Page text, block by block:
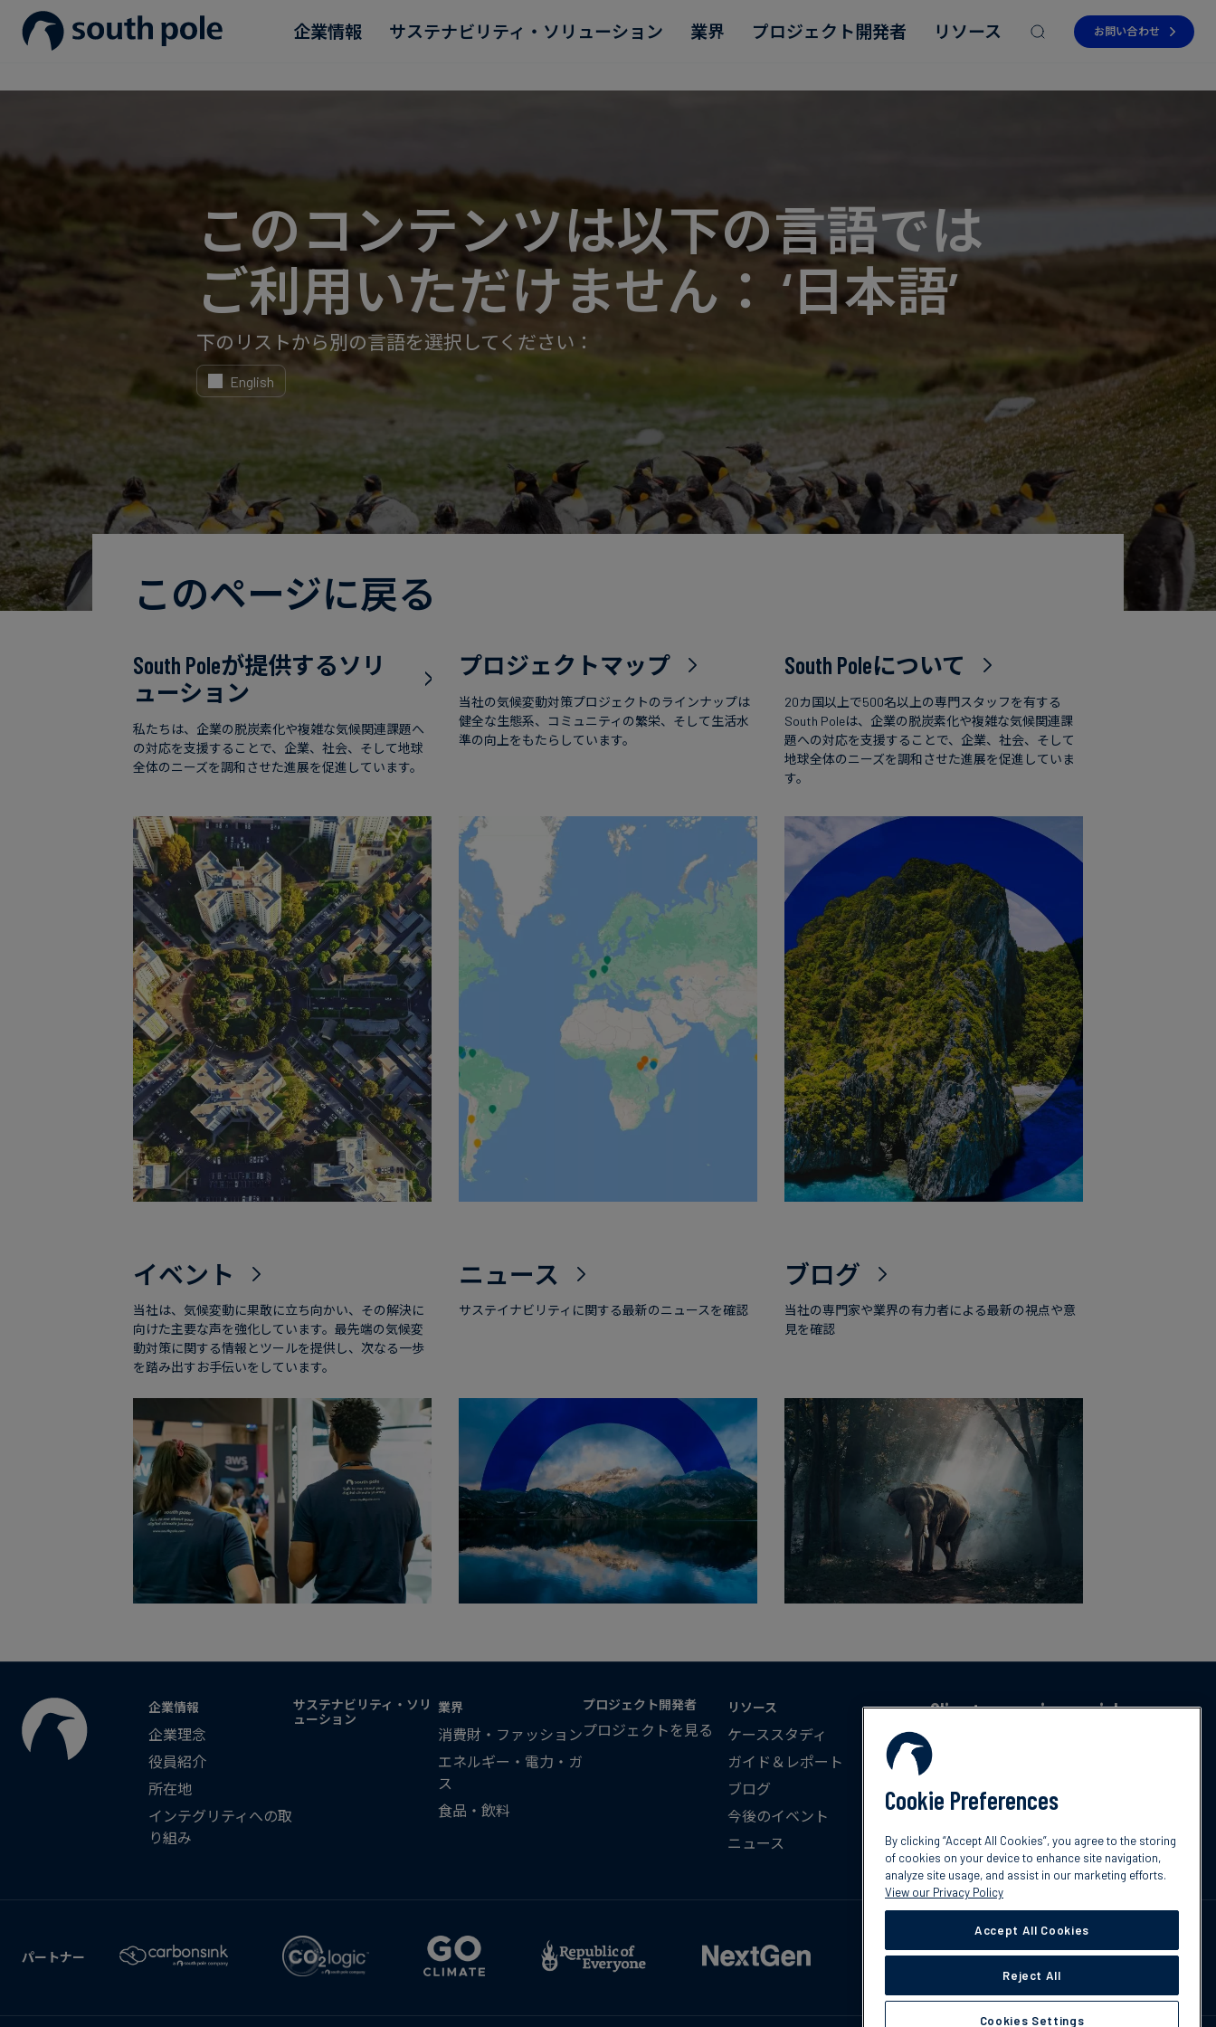
企業情報 サステナビリティ・ソリューション 業界 プロジェクト開発者 リソース お問い合わせ
所在地
誠実さへの取り組み
食品・飲料
サステナブルファイナンス
ブログ
ケーススタディ
ニュース
Read more
Read more
Read more
Read more
Read more
このコンテンツは以下の言語では
ご利用いただけません： ‘日本語’
下のリストから別の言語を選択してください：
English
このページに戻る
South Poleが提供するソリ
ューション
私たちは、企業の脱炭素化や複雑な気候関連課題へ
の対応を支援することで、企業、社会、そして地球
全体のニーズを調和させた進展を促進しています。
プロジェクトマップ
当社の気候変動対策プロジェクトのラインナップは
健全な生態系、コミュニティの繁栄、そして生活水
準の向上をもたらしています。
South Poleについて
20カ国以上で500名以上の専門スタッフを有する
South Poleは、企業の脱炭素化や複雑な気候関連課
題への対応を支援することで、企業、社会、そして
地球全体のニーズを調和させた進展を促進していま
す。
イベント
当社は、気候変動に果敢に立ち向かい、その解決に
向けた主要な声を強化しています。最先端の気候変
動対策に関する情報とツールを提供し、次なる一歩
を踏み出すお手伝いをしています。
ニュース
サステイナビリティに関する最新のニュースを確認
ブログ
当社の専門家や業界の有力者による最新の視点や意
見を確認
English
企業情報
企業理念
役員紹介
所在地
インテグリティへの取
り組み
サステナビリティ・ソリ
ューション
業界
消費財・ファッション
エネルギー・電力・ガ
ス
食品・飲料
プロジェクト開発者
プロジェクトを見る
リソース
ケーススタディ
ガイド＆レポート
ブログ
今後のイベント
ニュース
Climate news in your inbox
気候変動に関する最新のトレンド、政策、イ
ノベーションを毎月無料でお届けします。
パートナー
Cookie Preferences
By clicking “Accept All Cookies”, you agree to the storing
of cookies on your device to enhance site navigation,
analyze site usage, and assist in our marketing efforts.
View our Privacy Policy
Accept All Cookies
Reject All
Cookies Settings